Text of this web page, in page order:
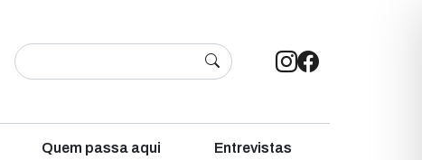
Quem passa aqui Entrevistas